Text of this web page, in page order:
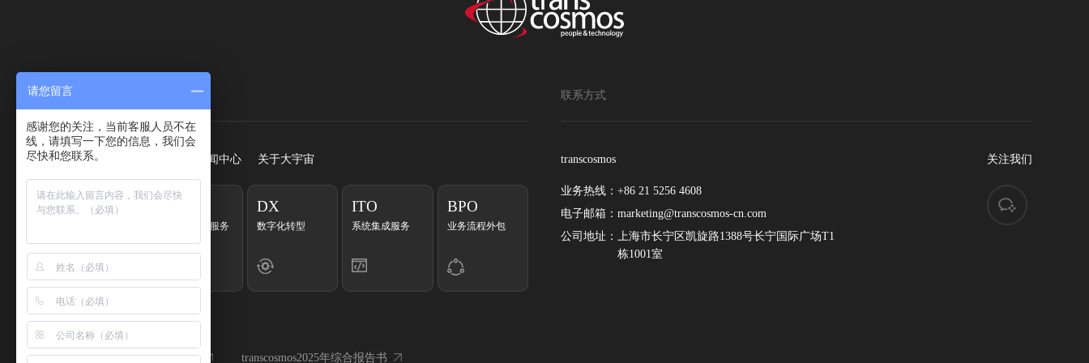
快速访问
首页 服务 新闻中心 关于大宇宙
CC
一站式电商服务
DX
数字化转型
ITO
系统集成服务
BPO
业务流程外包
联系方式
transcosmos
业务热线： +86 21 5256 4608
电子邮箱： marketing@transcosmos-cn.com
公司地址：
上海市长宁区凯旋路1388号长宁国际广场T1
栋1001室
关注我们
集团官网 Global官网 transcosmos2025年综合报告书
请您留言
感谢您的关注，当前客服人员不在
线，请填写一下您的信息，我们会
尽快和您联系。